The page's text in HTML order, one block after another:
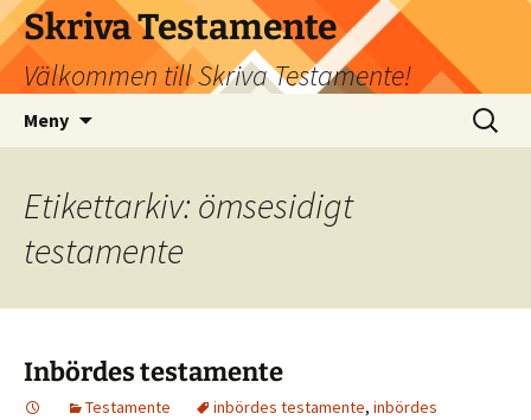
Hoppa
till
innehåll
Skriva Testamente
Välkommen till Skriva Testamente!
Meny
Sök
efter:
Etikettarkiv: ömsesidigt
testamente
Inbördes testamente
Testamente inbördes testamente, inbördes